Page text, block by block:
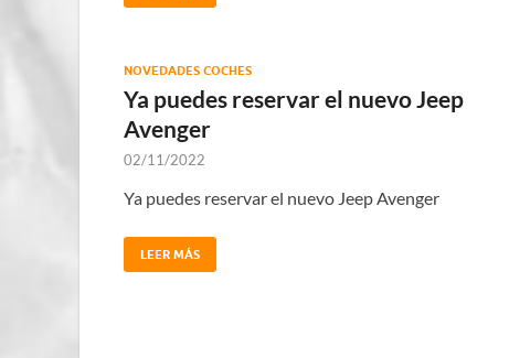
NOVEDADES COCHES
Ya puedes reservar el nuevo Jeep
Avenger
02/11/2022
Ya puedes reservar el nuevo Jeep Avenger
LEER MÁS